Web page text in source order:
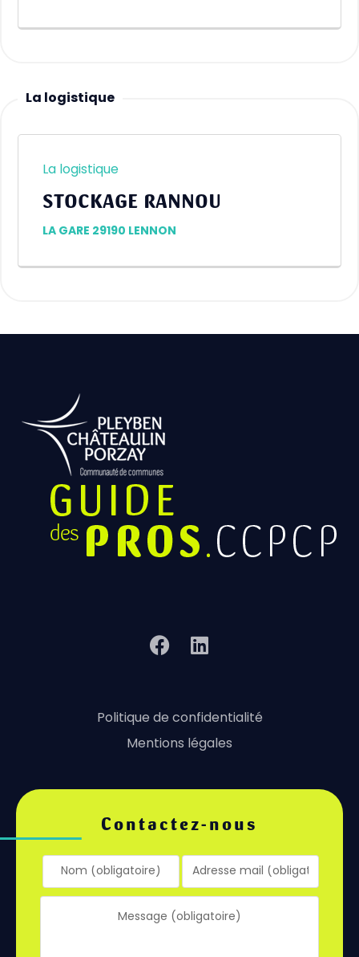
La logistique
La logistique
STOCKAGE RANNOU
LA GARE 29190 LENNON
Politique de confidentialité
Mentions légales
Contactez-nous